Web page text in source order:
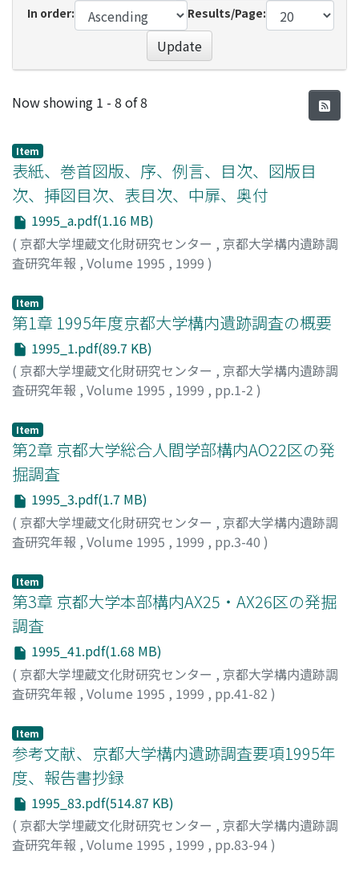
In order:
Results/Page:
Update
Recent Submissions
Now showing 1 - 8 of 8
Item
表紙、巻首図版、序、例言、目次、図版目
次、挿図目次、表目次、中扉、奥付
1995_a.pdf(1.16 MB)
( 京都大学埋蔵文化財研究センター , 京都大学構内遺跡調
査研究年報 , Volume 1995 , 1999 )
Item
第1章 1995年度京都大学構内遺跡調査の概要
1995_1.pdf(89.7 KB)
( 京都大学埋蔵文化財研究センター , 京都大学構内遺跡調
査研究年報 , Volume 1995 , 1999 , pp.1-2 )
Item
第2章 京都大学総合人間学部構内AO22区の発
掘調査
1995_3.pdf(1.7 MB)
( 京都大学埋蔵文化財研究センター , 京都大学構内遺跡調
査研究年報 , Volume 1995 , 1999 , pp.3-40 )
Item
第3章 京都大学本部構内AX25・AX26区の発掘
調査
1995_41.pdf(1.68 MB)
( 京都大学埋蔵文化財研究センター , 京都大学構内遺跡調
査研究年報 , Volume 1995 , 1999 , pp.41-82 )
Item
参考文献、京都大学構内遺跡調査要項1995年
度、報告書抄録
1995_83.pdf(514.87 KB)
( 京都大学埋蔵文化財研究センター , 京都大学構内遺跡調
査研究年報 , Volume 1995 , 1999 , pp.83-94)